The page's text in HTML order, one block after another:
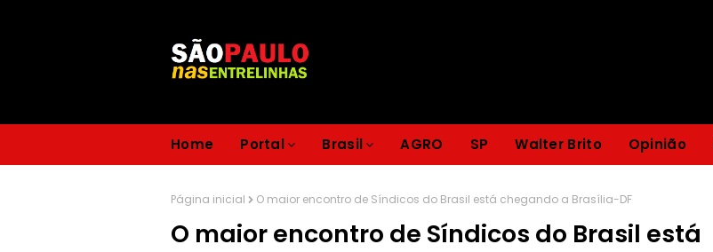
Home Portal Brasil AGRO SP Walter Brito Opinião
Página inicial O maior encontro de Síndicos do Brasil está chegando a Brasília-DF
O maior encontro de Síndicos do Brasil está